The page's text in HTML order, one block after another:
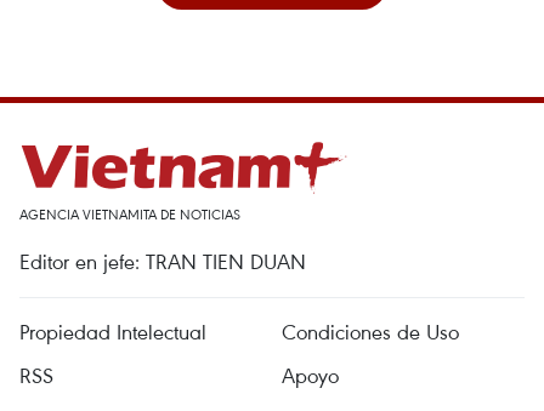
AGENCIA VIETNAMITA DE NOTICIAS
Editor en jefe: TRAN TIEN DUAN
Propiedad Intelectual
Condiciones de Uso
RSS
Apoyo